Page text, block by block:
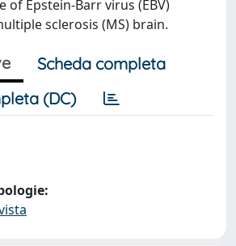
of Epstein-Barr virus (EBV)
sclerosis (MS) brain.
Scheda completa
(DC)